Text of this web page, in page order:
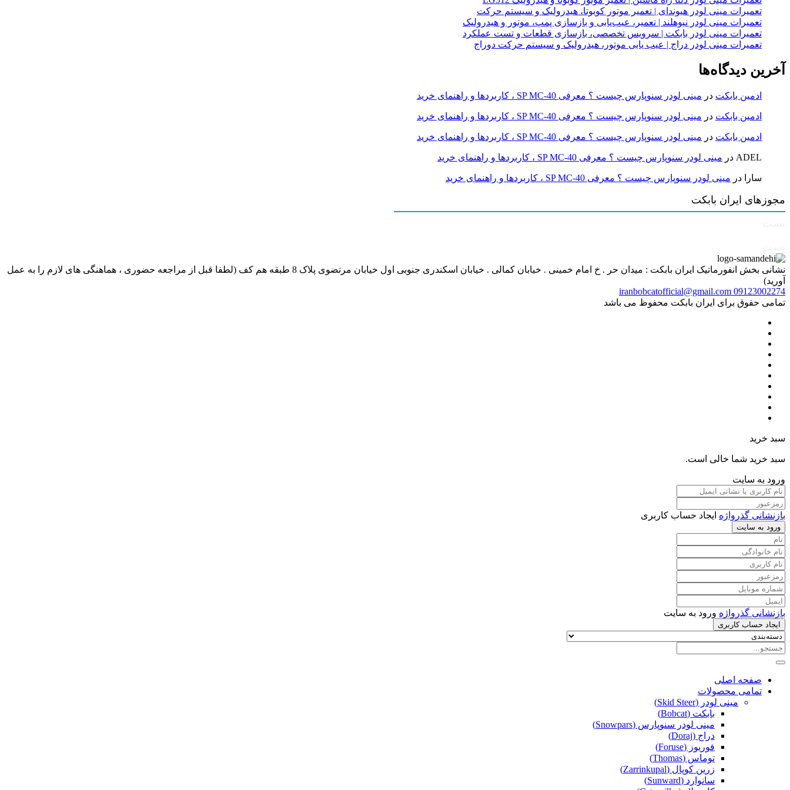
تعمیرات مینی لودر هیوندای | تعمیر موتور کوبوتا، هیدرولیک و سیستم حرکت
تعمیرات مینی لودر نیوهلند | تعمیر، عیب‌یابی و بازسازی پمپ، موتور و هیدرولیک
تعمیرات مینی لودر بابکت | سرویس تخصصی، بازسازی قطعات و تست عملکرد
تعمیرات مینی لودر دراج | عیب یابی موتور، هیدرولیک و سیستم حرکت دوراج
آخرین دیدگاه‌ها
ادمین بابکت در مینی لودر سنوپارس چیست ؟ معرفی SP MC-40 ، کاربردها و راهنمای خرید
ادمین بابکت در مینی لودر سنوپارس چیست ؟ معرفی SP MC-40 ، کاربردها و راهنمای خرید
ادمین بابکت در مینی لودر سنوپارس چیست ؟ معرفی SP MC-40 ، کاربردها و راهنمای خرید
ADEL در مینی لودر سنوپارس چیست ؟ معرفی SP MC-40 ، کاربردها و راهنمای خرید
سارا در مینی لودر سنوپارس چیست ؟ معرفی SP MC-40 ، کاربردها و راهنمای خرید
مجوزهای ایران بابکت
نشانی بخش انفورماتیک ایران بابکت : میدان حر . خ امام خمینی . خیابان کمالی . خیابان اسکندری جنوبی اول خیابان مرتضوی پلاک 8 طبقه هم کف (لطفا قبل از مراجعه حضوری ، هماهنگی های لازم را به عمل
آورید)
09123002274
iranbobcatofficial@gmail.com
تمامی حقوق برای ایران بابکت محفوظ می باشد
سبد خرید
سبد خرید شما خالی است.
ورود به سایت
بازنشانی گذرواژه ایجاد حساب کاربری
ورود به سایت
بازنشانی گذرواژه ورود به سایت
ایجاد حساب کاربری
صفحه اصلی
تمامی محصولات
مینی لودر (Skid Steer)
بابکت (Bobcat)
مینی لودر سنوپارس (Snowpars)
دراج (Doraj)
فوریوز (Foruse)
توماس (Thomas)
زرین کوپال (Zarrinkupal)
سانوارد (Sunward)